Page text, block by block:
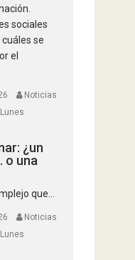
sociales
se
el
Noticias
¿un
o una
que...
Noticias